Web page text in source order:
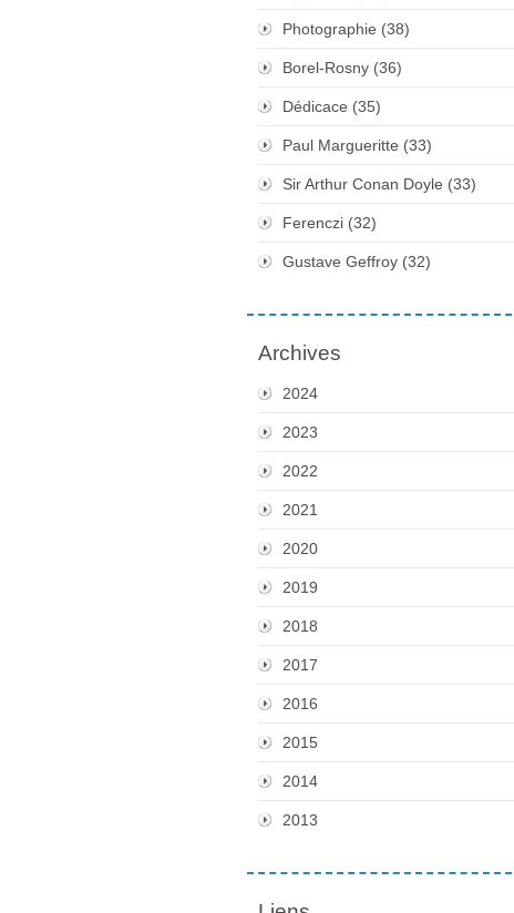
Photographie (38)
Borel-Rosny (36)
Dédicace (35)
Paul Margueritte (33)
Sir Arthur Conan Doyle (33)
Ferenczi (32)
Gustave Geffroy (32)
Archives
2024
2023
2022
2021
2020
2019
2018
2017
2016
2015
2014
2013